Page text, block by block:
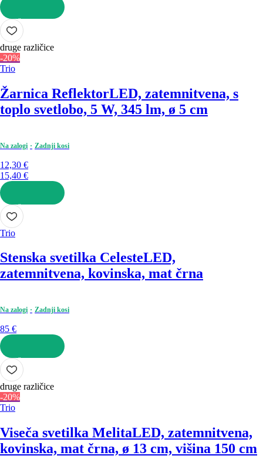
V KOŠARICO
druge različice
-20%
Trio
Žarnica ReflektorLED, zatemnitvena, s
toplo svetlobo, 5 W, 345 lm, ø 5 cm
Na zalogi Zadnji kosi
12,30 €
15,40 €
V KOŠARICO
Trio
Stenska svetilka CelesteLED,
zatemnitvena, kovinska, mat črna
Na zalogi Zadnji kosi
85 €
V KOŠARICO
druge različice
-20%
Trio
Viseča svetilka MelitaLED, zatemnitvena,
kovinska, mat črna, ø 13 cm, višina 150 cm